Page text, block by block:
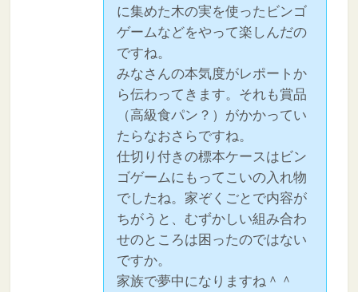
に集めた木の実を使ったビンゴ
ゲームなどをやって楽しんだの
ですね。
みなさんの本気度がレポートか
ら伝わってきます。それも賞品
（高級食パン？）がかかってい
たらなおさらですね。
仕切り付きの標本ケースはビン
ゴゲームにもってこいの入れ物
でしたね。家ぞくごとで内容が
ちがうと、むずかしい組み合わ
せのところは困ったのではない
ですか。
家族で夢中になりますね＾＾